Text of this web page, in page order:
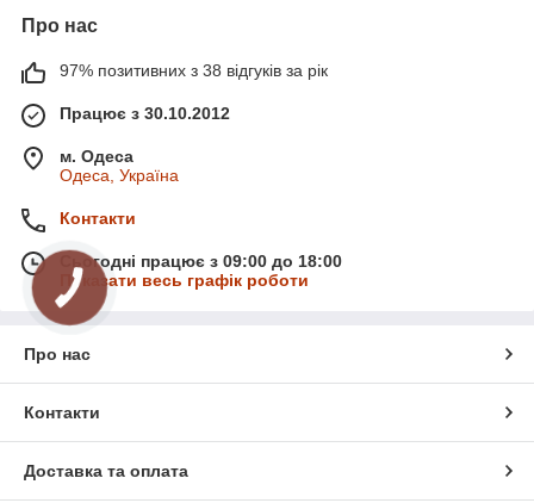
Про нас
97% позитивних з 38 відгуків за рік
Працює з 30.10.2012
м. Одеса
Одеса, Україна
Контакти
Сьогодні працює з 09:00 до 18:00
Показати весь графік роботи
Про нас
Контакти
Доставка та оплата